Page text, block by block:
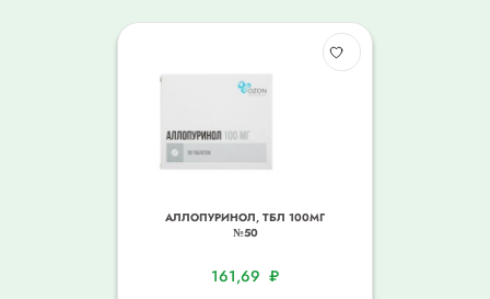
АЛЛОПУРИНОЛ, ТБЛ 100МГ
№50
161,69 ₽